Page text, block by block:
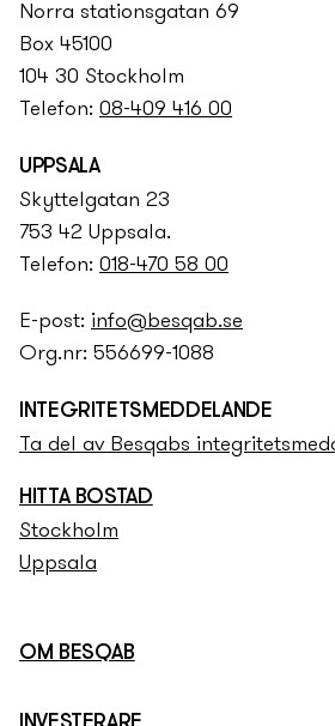
Norra stationsgatan 69
Box 45100
104 30 Stockholm
Telefon: 08-409 416 00
UPPSALA
Skyttelgatan 23
753 42 Uppsala.
Telefon: 018-470 58 00
E-post: info@besqab.se
Org.nr: 556699-1088
INTEGRITETS­­MEDDELANDE
Ta del av Besqabs
HITTA BOSTAD
Stockholm
Uppsala
OM BESQAB